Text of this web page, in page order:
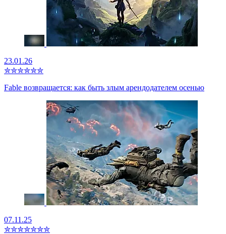
23.01.26
✮✮✮✮✮✮
Fable возвращается: как быть злым арендодателем осенью
07.11.25
✮✮✮✮✮✮✮